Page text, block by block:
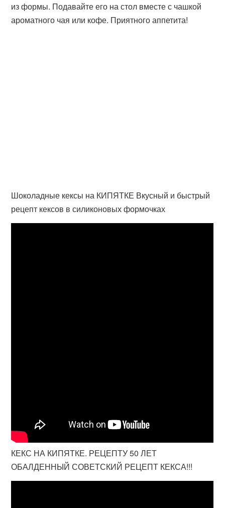
из формы. Подавайте его на стол вместе с чашкой
ароматного чая или кофе. Приятного аппетита!
Шоколадные кексы на КИПЯТКЕ Вкусный и быстрый
рецепт кексов в силиконовых формочках
КЕКС НА КИПЯТКЕ. РЕЦЕПТУ 50 ЛЕТ
ОБАЛДЕННЫЙ СОВЕТСКИЙ РЕЦЕПТ КЕКСА!!!